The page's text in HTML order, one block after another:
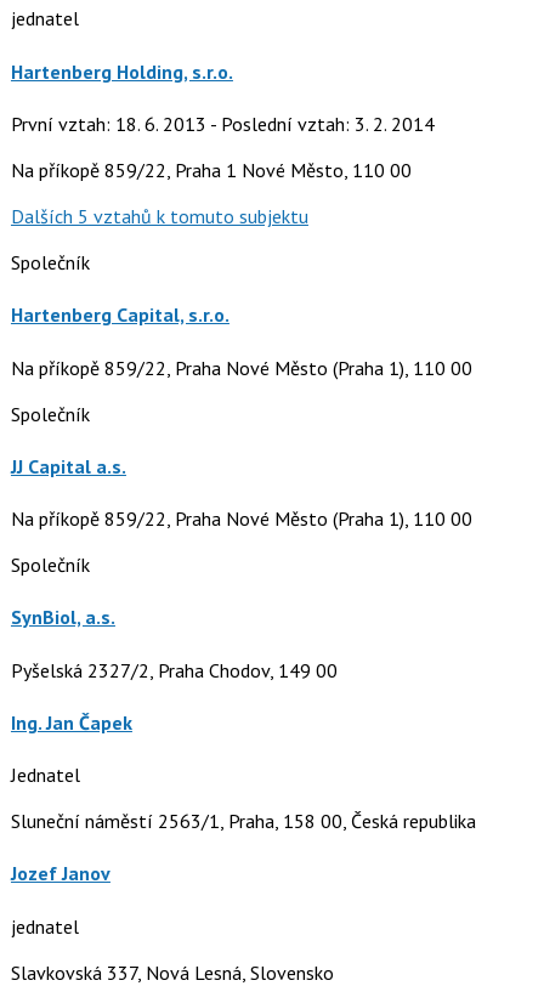
jednatel
Hartenberg Holding, s.r.o.
První vztah: 18. 6. 2013 - Poslední vztah: 3. 2. 2014
Na příkopě 859/22, Praha 1 Nové Město, 110 00
Dalších 5 vztahů k tomuto subjektu
Společník
Hartenberg Capital, s.r.o.
Na příkopě 859/22, Praha Nové Město (Praha 1), 110 00
Společník
JJ Capital a.s.
Na příkopě 859/22, Praha Nové Město (Praha 1), 110 00
Společník
SynBiol, a.s.
Pyšelská 2327/2, Praha Chodov, 149 00
Ing. Jan Čapek
Jednatel
Sluneční náměstí 2563/1, Praha, 158 00, Česká republika
Jozef Janov
jednatel
Slavkovská 337, Nová Lesná, Slovensko